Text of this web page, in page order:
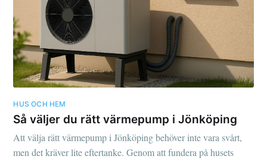
HUS OCH HEM
Så väljer du rätt värmepump i Jönköping
Att välja rätt värmepump i Jönköping behöver inte vara svårt,
men det kräver lite eftertanke. Genom att fundera på husets